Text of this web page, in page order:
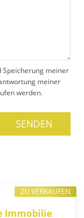
Speicherung meiner
meiner
werden.
SENDEN
Immobilie
ZU VERKAUFEN